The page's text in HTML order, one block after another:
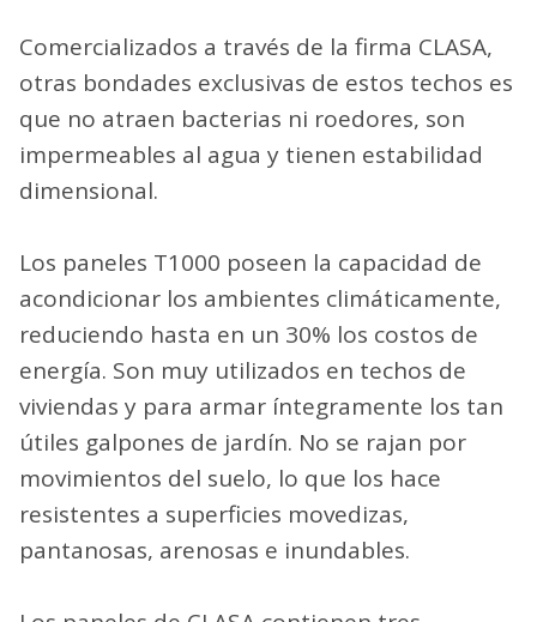
Comercializados a través de la firma CLASA,
otras bondades exclusivas de estos techos es
que no atraen bacterias ni roedores, son
impermeables al agua y tienen estabilidad
dimensional.
Los paneles T1000 poseen la capacidad de
acondicionar los ambientes climáticamente,
reduciendo hasta en un 30% los costos de
energía. Son muy utilizados en techos de
viviendas y para armar íntegramente los tan
útiles galpones de jardín. No se rajan por
movimientos del suelo, lo que los hace
resistentes a superficies movedizas,
pantanosas, arenosas e inundables.